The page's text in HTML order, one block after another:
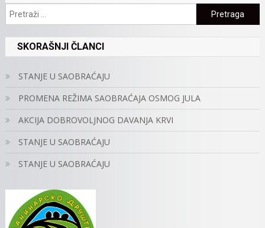
Pretraga:
SKORAŠNJI ČLANCI
STANJE U SAOBRAĆAJU
PROMENA REŽIMA SAOBRAĆAJA OSMOG JULA
AKCIJA DOBROVOLJNOG DAVANJA KRVI
STANJE U SAOBRAĆAJU
STANJE U SAOBRAĆAJU